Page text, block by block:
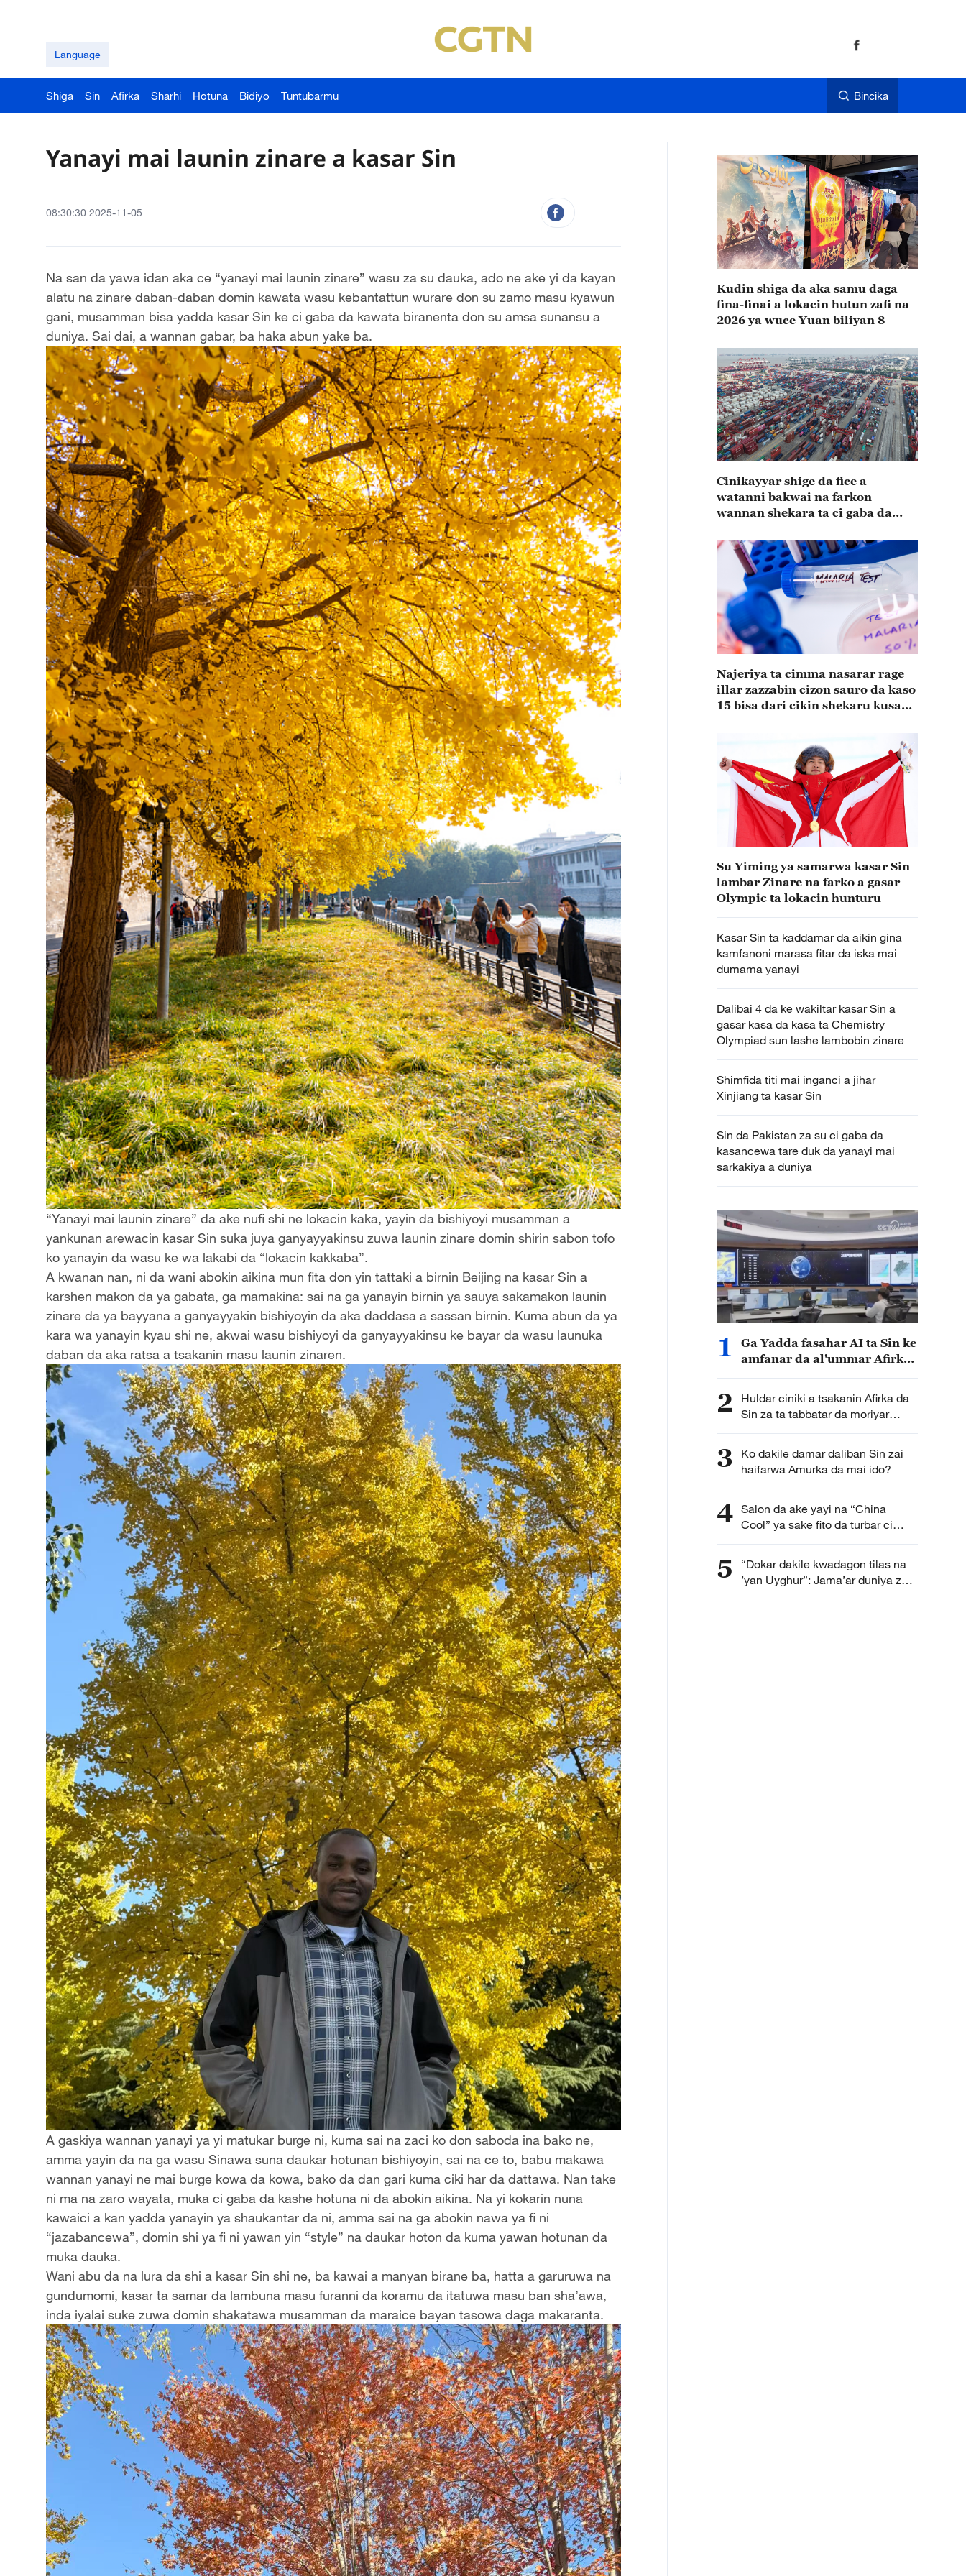
Language
Shiga Sin Afirka Sharhi Hotuna Bidiyo Tuntubarmu Bincika
Yanayi mai launin zinare a kasar Sin
08:30:30 2025-11-05
Na san da yawa idan aka ce “yanayi mai launin zinare” wasu za su dauka, ado ne ake yi da kayan
alatu na zinare daban-daban domin kawata wasu kebantattun wurare don su zamo masu kyawun
gani, musamman bisa yadda kasar Sin ke ci gaba da kawata biranenta don su amsa sunansu a
duniya. Sai dai, a wannan gabar, ba haka abun yake ba.
“Yanayi mai launin zinare” da ake nufi shi ne lokacin kaka, yayin da bishiyoyi musamman a
yankunan arewacin kasar Sin suka juya ganyayyakinsu zuwa launin zinare domin shirin sabon tofo
ko yanayin da wasu ke wa lakabi da “lokacin kakkaba”.
A kwanan nan, ni da wani abokin aikina mun fita don yin tattaki a birnin Beijing na kasar Sin a
karshen makon da ya gabata, ga mamakina: sai na ga yanayin birnin ya sauya sakamakon launin
zinare da ya bayyana a ganyayyakin bishiyoyin da aka daddasa a sassan birnin. Kuma abun da ya
kara wa yanayin kyau shi ne, akwai wasu bishiyoyi da ganyayyakinsu ke bayar da wasu launuka
daban da aka ratsa a tsakanin masu launin zinaren.
A gaskiya wannan yanayi ya yi matukar burge ni, kuma sai na zaci ko don saboda ina bako ne,
amma yayin da na ga wasu Sinawa suna daukar hotunan bishiyoyin, sai na ce to, babu makawa
wannan yanayi ne mai burge kowa da kowa, bako da dan gari kuma ciki har da dattawa. Nan take
ni ma na zaro wayata, muka ci gaba da kashe hotuna ni da abokin aikina. Na yi kokarin nuna
kawaici a kan yadda yanayin ya shaukantar da ni, amma sai na ga abokin nawa ya fi ni
“jazabancewa”, domin shi ya fi ni yawan yin “style” na daukar hoton da kuma yawan hotunan da
muka dauka.
Wani abu da na lura da shi a kasar Sin shi ne, ba kawai a manyan birane ba, hatta a garuruwa na
gundumomi, kasar ta samar da lambuna masu furanni da koramu da itatuwa masu ban sha’awa,
inda iyalai suke zuwa domin shakatawa musamman da maraice bayan tasowa daga makaranta.
Kudin shiga da aka samu daga
fina-finai a lokacin hutun zafi na
2026 ya wuce Yuan biliyan 8
Cinikayyar shige da fice a
watanni bakwai na farkon
wannan shekara ta ci gaba da
Najeriya ta cimma nasarar rage
illar zazzabin cizon sauro da kaso
15 bisa dari cikin shekaru kusan
Su Yiming ya samarwa kasar Sin
lambar Zinare na farko a gasar
Olympic ta lokacin hunturu
Kasar Sin ta kaddamar da aikin gina
kamfanoni marasa fitar da iska mai
dumama yanayi
Dalibai 4 da ke wakiltar kasar Sin a
gasar kasa da kasa ta Chemistry
Olympiad sun lashe lambobin zinare
Shimfida titi mai inganci a jihar
Xinjiang ta kasar Sin
Sin da Pakistan za su ci gaba da
kasancewa tare duk da yanayi mai
sarkakiya a duniya
1
Ga Yadda fasahar AI ta Sin ke
amfanar da al'ummar Afirka
2
Huldar ciniki a tsakanin Afirka da
Sin za ta tabbatar da moriyar
junansu
3
Ko dakile damar daliban Sin zai
haifarwa Amurka da mai ido?
4 Salon da ake yayi na “China
Cool” ya sake fito da turbar ci
gaban da kasar Sin ke kai
5
“Dokar dakile kwadagon tilas na
’yan Uyghur”: Jama’ar duniya za